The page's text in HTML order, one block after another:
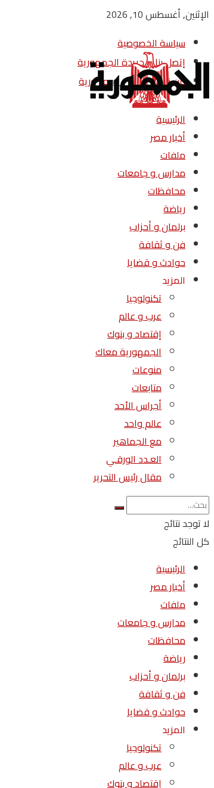
الإثنين, أغسطس 10, 2026
سياسة الخصوصية
إتصل بنا – جريدة الجمهورية
من نحن – جريدة الجمهورية
الرئيسية
أخبار مصر
ملفات
مدارس و جامعات
محافظات
رياضة
برلمان و أحزاب
فن و ثقافة
حوادث و قضايا
المزيد
تكنولوجيا
عرب و عالم
إقتصاد و بنوك
الجمهورية معاك
منوعات
متابعات
أجراس الأحد
عالم واحد
مع الجماهير
العـدد الورقـي
مقال رئيس التحرير
لا توجد نتائج
كل النتائج
الرئيسية
أخبار مصر
ملفات
مدارس و جامعات
محافظات
رياضة
برلمان و أحزاب
فن و ثقافة
حوادث و قضايا
المزيد
تكنولوجيا
عرب و عالم
إقتصاد و بنوك